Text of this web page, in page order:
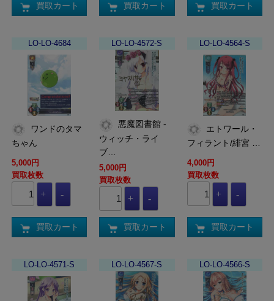
買取カート 買取カート 買取カート
LO-LO-4684
ちゃん
5,000円
買取枚数
買取カート
LO-LO-4572-S
ウィッチ・ライ
ブ…
5,000円
買取枚数
買取カート
LO-LO-4564-S
フィラント/緋宮 …
4,000円
買取枚数
買取カート
LO-LO-4571-S LO-LO-4567-S LO-LO-4566-S